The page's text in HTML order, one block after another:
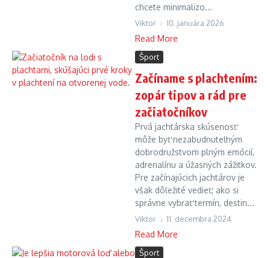
chcete minimalizo...
Viktor 10. januára 2026
Read More
Šport
Začíname s plachtením:
zopár tipov a rád pre
začiatočníkov
Prvá jachtárska skúsenosť
môže byť nezabudnuteľným
dobrodružstvom plným emócií,
adrenalínu a úžasných zážitkov.
Pre začínajúcich jachtárov je
však dôležité vedieť, ako si
správne vybrať termín, destin...
Viktor 11. decembra 2024
Read More
Šport